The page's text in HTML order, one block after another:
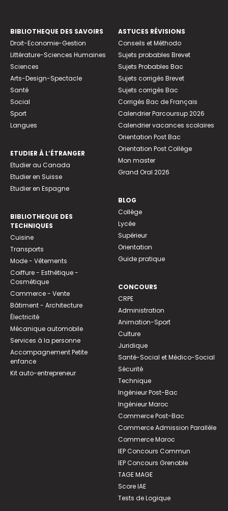
BIBLIOTHEQUE DES SAVOIRS
Droit-Economie-Gestion
Littérature-Sciences Humaines
Sciences
Arts-Design-Spectacle
Santé
Social
Sport
Langues
ETUDIER À L’ÉTRANGER
Etudier au Canada
Etudier en Suisse
Etudier en Espagne
BIBLIOTHEQUE DES
TECHNIQUES
Cuisine
Transports
Mode - Vêtements
Coiffure - Esthétique -
Cosmétique
Commerce - Vente
Bâtiment - Architecture
Électricité
Mécanique automobile
Services à la personne
Accompagnement Petite
enfance
Kit auto-entrepreneur
ASTUCES RÉVISIONS
Conseils et Méthodo
Sujets probables Brevet
Sujets Probables Bac
Sujets corrigés Brevet
Sujets corrigés Bac
Corrigés Bac de Français
Calendrier Parcoursup 2026
Calendrier vacances scolaires
Orientation Post Bac
Orientation Post Collège
Mon master
Grand Oral 2026
BLOG
Collège
Lycée
Supérieur
Orientation
Guide pratique
CONCOURS
CRPE
Administration
Animation-Sport
Culture
Juridique
Santé-Social et Médico-Social
Sécurité
Technique
Ingénieur Post-Bac
Ingénieur Maroc
Commerce Post-Bac
Commerce Admission Parallèle
Commerce Maroc
IEP Concours Commun
IEP Concours Grenoble
TAGE MAGE
Score IAE
Tests de Logique